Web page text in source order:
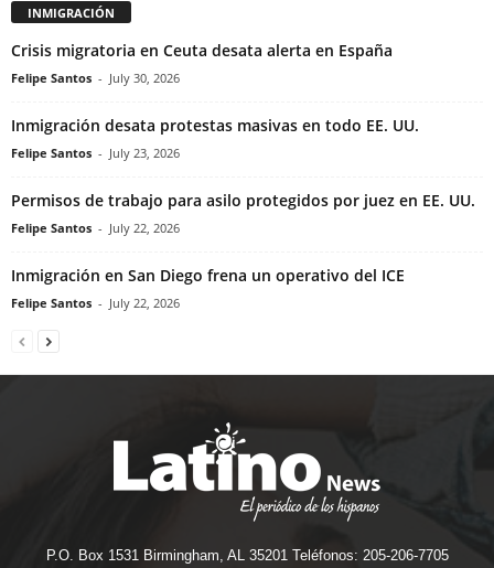
INMIGRACIÓN
Crisis migratoria en Ceuta desata alerta en España
Felipe Santos - July 30, 2026
Inmigración desata protestas masivas en todo EE. UU.
Felipe Santos - July 23, 2026
Permisos de trabajo para asilo protegidos por juez en EE. UU.
Felipe Santos - July 22, 2026
Inmigración en San Diego frena un operativo del ICE
Felipe Santos - July 22, 2026
P.O. Box 1531 Birmingham, AL 35201 Teléfonos: 205-206-7705